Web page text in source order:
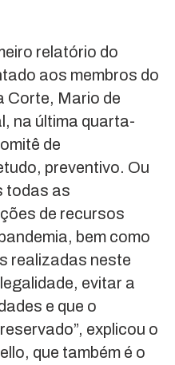
relatório do
aos membros do
Corte, Mario de
na última quarta-
de
preventivo. Ou
todas as
de recursos
bem como
realizadas neste
evitar a
e que o
explicou o
que também é o